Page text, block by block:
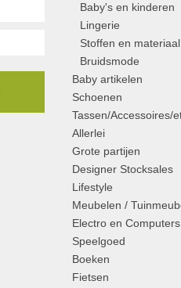
Baby's en kinderen
Lingerie
Stoffen en materiaal
Bruidsmode
Baby artikelen
Schoenen
Tassen/Accessoires/
Allerlei
Grote partijen
Designer Stocksales
Lifestyle
Meubelen /
Electro en Computers
Speelgoed
Boeken
Fietsen